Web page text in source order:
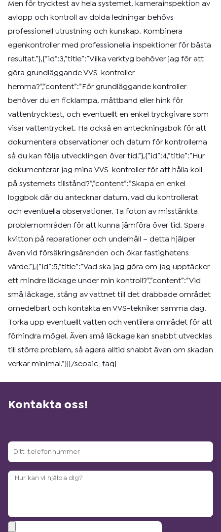
Men för trycktest av hela systemet, kamerainspektion av
avlopp och kontroll av dolda ledningar behövs
professionell utrustning och kunskap. Kombinera
egenkontroller med professionella inspektioner för bästa
resultat.”},{”id”:3,”title”:”Vilka verktyg behöver jag för att
göra grundläggande VVS-kontroller
hemma?”,”content”:”För grundläggande kontroller
behöver du en ficklampa, måttband eller hink för
vattentrycktest, och eventuellt en enkel tryckgivare som
visar vattentrycket. Ha också en anteckningsbok för att
dokumentera observationer och datum för kontrollerna
så du kan följa utvecklingen över tid.”},{”id”:4,”title”:”Hur
dokumenterar jag mina VVS-kontroller för att hålla koll
på systemets tillstånd?”,”content”:”Skapa en enkel
loggbok där du antecknar datum, vad du kontrollerat
och eventuella observationer. Ta foton av misstänkta
problemområden för att kunna jämföra över tid. Spara
kvitton på reparationer och underhåll – detta hjälper
även vid försäkringsärenden och ökar fastighetens
värde.”},{”id”:5,”title”:”Vad ska jag göra om jag upptäcker
ett mindre läckage under min kontroll?”,”content”:”Vid
små läckage, stäng av vattnet till det drabbade området
omedelbart och kontakta en VVS-tekniker samma dag.
Torka upp eventuellt vatten och ventilera området för att
förhindra mögel. Även små läckage kan snabbt utvecklas
till större problem, så agera alltid snabbt även om skadan
verkar minimal.”}][/seoaic_faq]
Kontakta oss!
Ditt
Arbetsbeskrivning?
Bilagor